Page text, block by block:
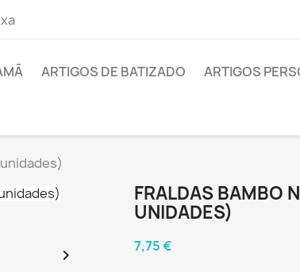
ARTIGOS DE BATIZADO ARTIGOS
unidades)

FRALDAS BAMBO
UNIDADES)
7,75 €